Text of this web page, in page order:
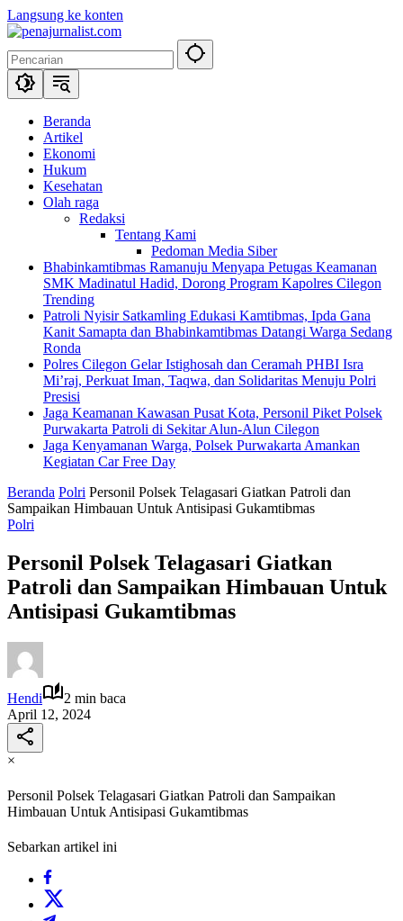
Langsung ke konten
Beranda
Artikel
Ekonomi
Hukum
Kesehatan
Olah raga
Redaksi
Tentang Kami
Pedoman Media Siber
Bhabinkamtibmas Ramanuju Menyapa Petugas Keamanan
SMK Madinatul Hadid, Dorong Program Kapolres Cilegon
Trending
Patroli Nyisir Satkamling Edukasi Kamtibmas, Ipda Gana
Kanit Samapta dan Bhabinkamtibmas Datangi Warga Sedang
Ronda
Polres Cilegon Gelar Istighosah dan Ceramah PHBI Isra
Mi’raj, Perkuat Iman, Taqwa, dan Solidaritas Menuju Polri
Presisi
Jaga Keamanan Kawasan Pusat Kota, Personil Piket Polsek
Purwakarta Patroli di Sekitar Alun-Alun Cilegon
Jaga Kenyamanan Warga, Polsek Purwakarta Amankan
Kegiatan Car Free Day
Beranda Polri Personil Polsek Telagasari Giatkan Patroli dan
Sampaikan Himbauan Untuk Antisipasi Gukamtibmas
Polri
Personil Polsek Telagasari Giatkan
Patroli dan Sampaikan Himbauan Untuk
Antisipasi Gukamtibmas
Hendi
2 min baca
April 12, 2024
×
Personil Polsek Telagasari Giatkan Patroli dan Sampaikan
Himbauan Untuk Antisipasi Gukamtibmas
Sebarkan artikel ini